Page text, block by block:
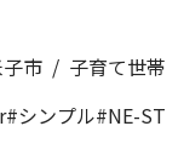
市 / 子育て世帯
#シンプル#NE-ST